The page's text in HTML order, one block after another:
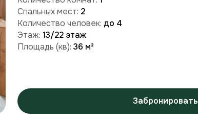
Спальных мест: 2
Количество человек: до 4
Этаж: 13/22 этаж
Площадь (кв): 36 м²
Забронировать